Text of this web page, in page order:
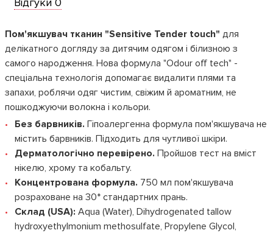
Пом'якшувач тканин "Sensitive Tender touch" для
делікатного догляду за дитячим одягом і білизною з
самого народження. Нова формула "Odour off tech" -
спеціальна технологія допомагає видалити плями та
запахи, роблячи одяг чистим, свіжим й ароматним, не
пошкоджуючи волокна і кольори.
Без барвників. Гіпоалергенна формула пом'якшувача не
містить барвників. Підходить для чутливої ​​шкіри.
Дерматологічно перевірено. Пройшов тест на вміст
нікелю, хрому та кобальту.
Концентрована формула. 750 мл пом'якшувача
розраховане на 30* стандартних прань.
Склад (USA): Aqua (Water), Dihydrogenated tallow
hydroxyethylmonium methosulfate, Propylene Glycol,